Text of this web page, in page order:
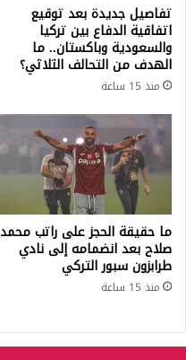
تفاصيل جديدة بعد توقيع
اتفاقية الدفاع بين تركيا
والسعودية وباكستان.. ما
الهدف من التحالف الثلاثي؟
منذ 15 ساعة
ما حقيقة الحجز على راتب محمد
صلاح بعد انضمامه إلى نادي
طرابزون سبور التركي
منذ 15 ساعة